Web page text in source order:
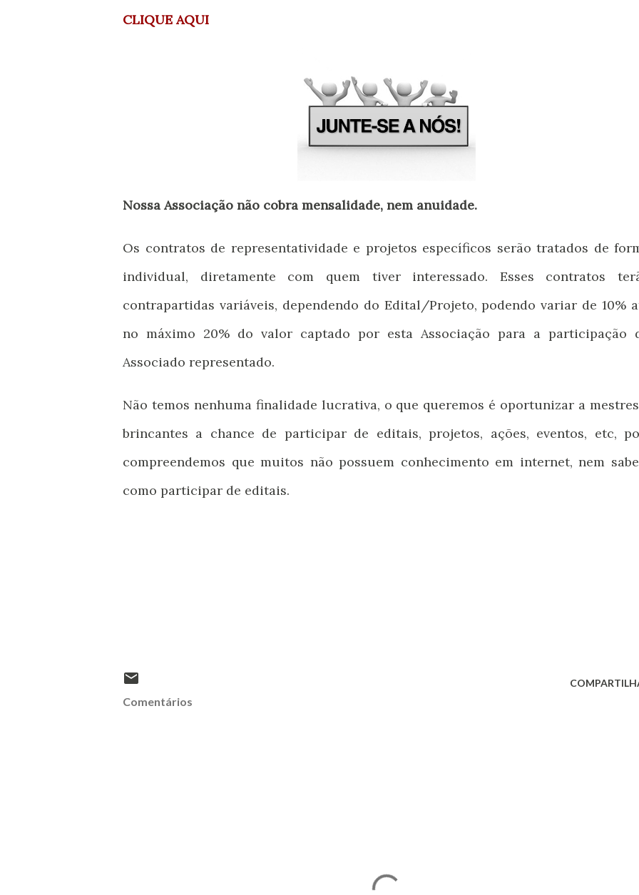
CLIQUE AQUI
Nossa Associação não cobra mensalidade, nem anuidade.
Os contratos de representatividade e projetos específicos serão tratados de
individual, diretamente com quem tiver interessado. Esses contratos
contrapartidas variáveis, dependendo do Edital/Projeto, podendo variar de 10%
no máximo 20% do valor captado por esta Associação para a participação
Associado representado.
Não temos nenhuma finalidade lucrativa, o que queremos é oportunizar a
brincantes a chance de participar de editais, projetos, ações, eventos, etc,
compreendemos que muitos não possuem conhecimento em internet, nem
como participar de editais.
Comentários